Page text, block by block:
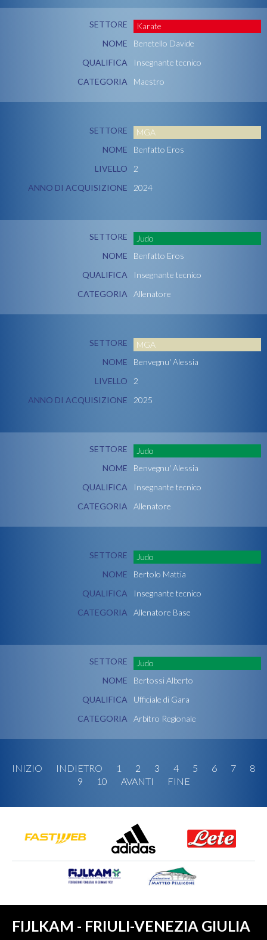
SETTORE
Karate
NOME
Benetello Davide
QUALIFICA
Insegnante tecnico
CATEGORIA
Maestro
SETTORE
MGA
NOME
Benfatto Eros
LIVELLO
2
ANNO DI ACQUISIZIONE
2024
SETTORE
Judo
NOME
Benfatto Eros
QUALIFICA
Insegnante tecnico
CATEGORIA
Allenatore
SETTORE
MGA
NOME
Benvegnu' Alessia
LIVELLO
2
ANNO DI ACQUISIZIONE
2025
SETTORE
Judo
NOME
Benvegnu' Alessia
QUALIFICA
Insegnante tecnico
CATEGORIA
Allenatore
SETTORE
Judo
NOME
Bertolo Mattia
QUALIFICA
Insegnante tecnico
CATEGORIA
Allenatore Base
SETTORE
Judo
NOME
Bertossi Alberto
QUALIFICA
Ufficiale di Gara
CATEGORIA
Arbitro Regionale
INIZIO INDIETRO 1 2 3 4 5 6 7
8
9
10 AVANTI FINE
FIJLKAM - FRIULI-VENEZIA GIULIA